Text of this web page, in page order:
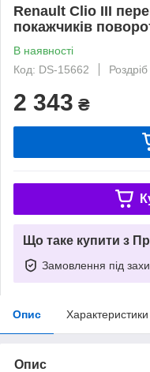
Renault Clio III
покажчиків
В наявності
Код: DS-15662
Роздріб
2 343 ₴
Що таке купити з
Замовлення під
Опис Характеристики
Опис